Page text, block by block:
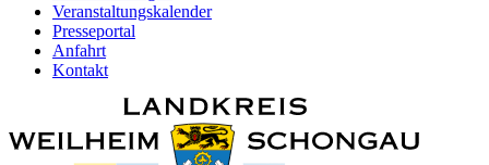
Veranstaltungskalender
Presseportal
Anfahrt
Kontakt